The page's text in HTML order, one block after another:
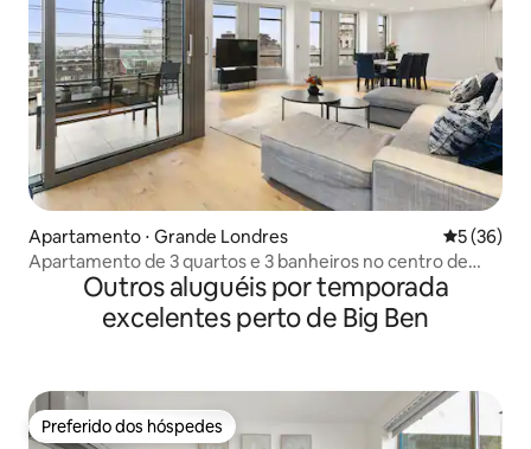
Apartamento ⋅ Grande Londres 5 de uma
5 (36)
Apartamento de 3 quartos e 3 banheiros no centro de
LondresOutros aluguéis por temporada
excelentes perto de Big Ben
Preferido dos hóspedes
Preferido dos hóspedes